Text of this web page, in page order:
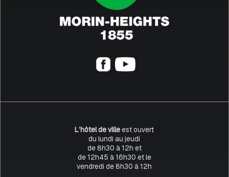
L’hôtel de villeest ouvert
du lundi au jeudi
de 8h30 à 12h et
de 12h45 à 16h30 et le
vendredi de 8h30 à 12h